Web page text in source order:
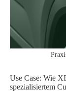
Use Case: Wie
spezialisiertem